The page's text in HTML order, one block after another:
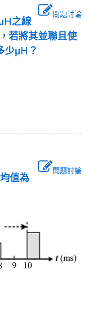
問題討論
之線
若將其並聯且使
少μH？
問題討論
值為